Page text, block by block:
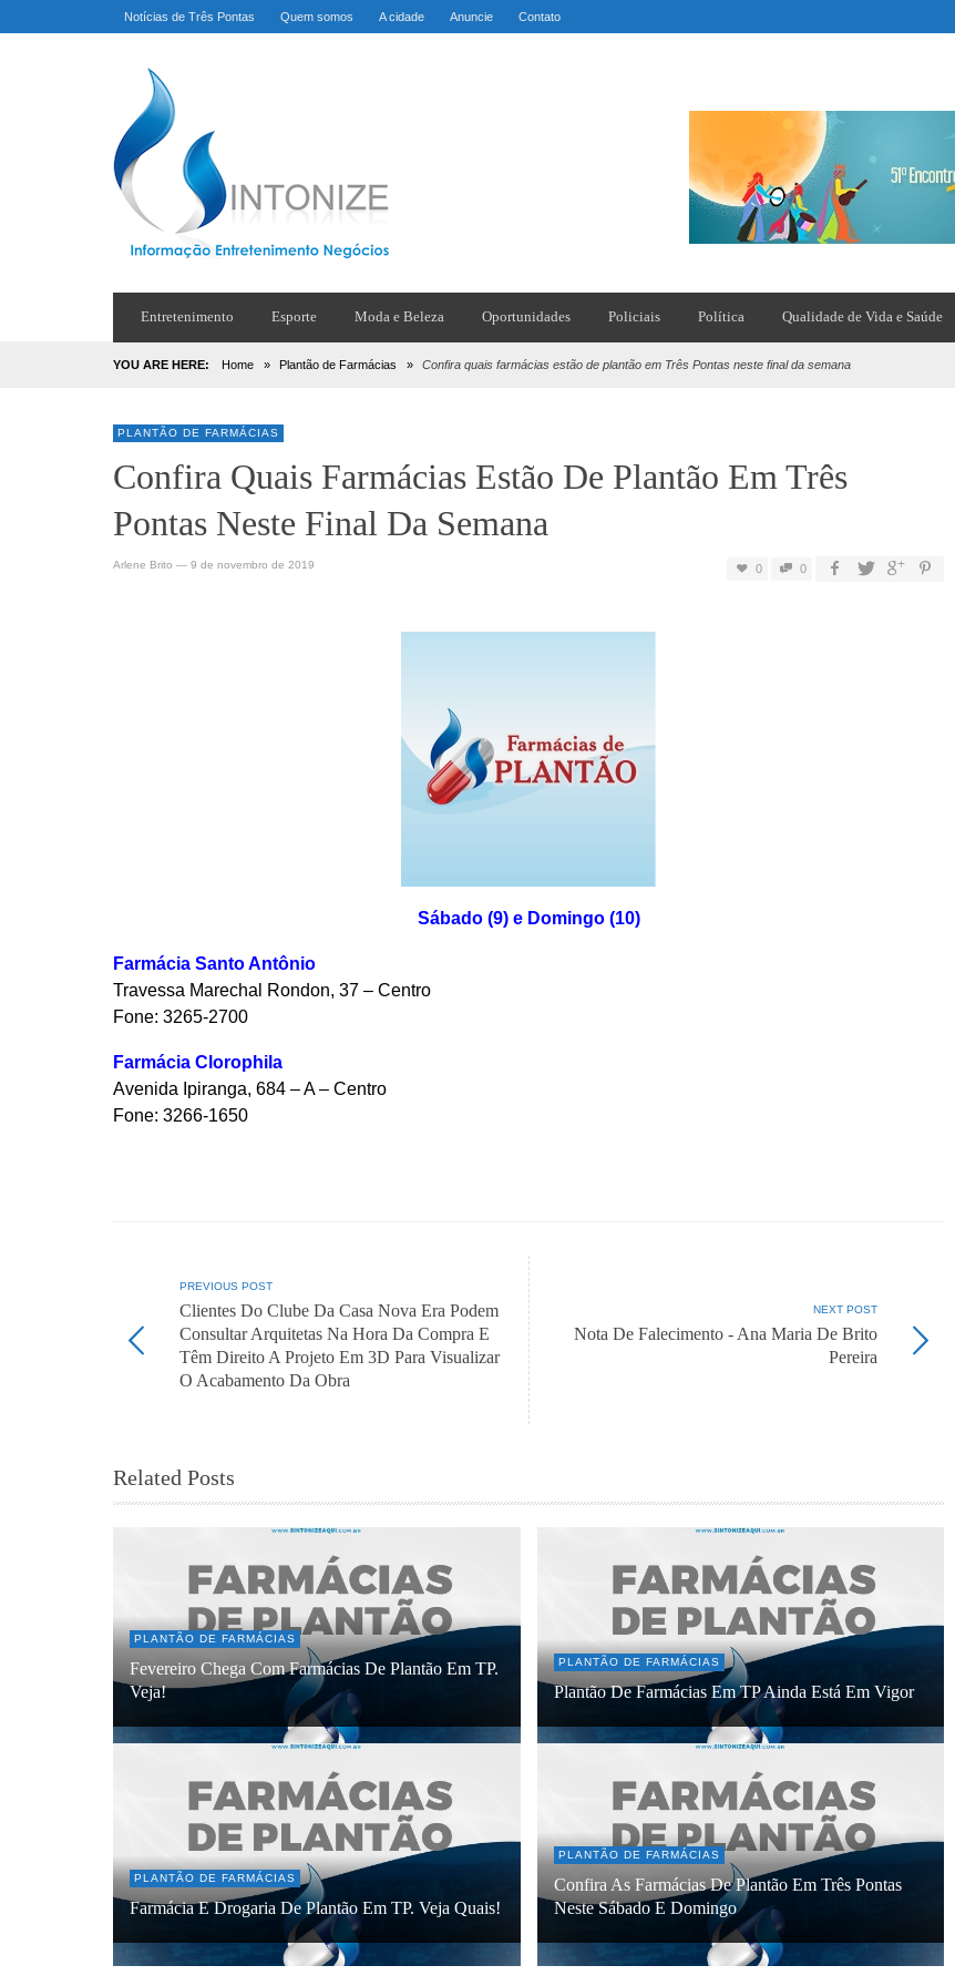
Notícias de Três Pontas Quem somos A cidade Anuncie Contato
Entretenimento Esporte Moda e Beleza Oportunidades Policiais Política Qualidade de Vida e Saúde
YOU ARE HERE: Home » Plantão de Farmácias » Confira quais farmácias estão de plantão em Três Pontas neste final da semana
PLANTÃO DE FARMÁCIAS
Confira Quais Farmácias Estão De Plantão Em Três
Pontas Neste Final Da Semana
Arlene Brito — 9 de novembro de 2019 0 0
Sábado (9) e Domingo (10)
Farmácia Santo Antônio
Travessa Marechal Rondon, 37 – Centro
Fone: 3265-2700
Farmácia Clorophila
Avenida Ipiranga, 684 – A – Centro
Fone: 3266-1650
PREVIOUS POST
Clientes Do Clube Da Casa Nova Era Podem
Consultar Arquitetas Na Hora Da Compra E
Têm Direito A Projeto Em 3D Para Visualizar
O Acabamento Da Obra
NEXT POST
Nota De Falecimento - Ana Maria De Brito
Pereira
Related Posts
PLANTÃO DE FARMÁCIAS
Fevereiro Chega Com Farmácias De Plantão Em TP.
Veja!
PLANTÃO DE FARMÁCIAS
Plantão De Farmácias Em TP Ainda Está Em Vigor
PLANTÃO DE FARMÁCIAS
Farmácia E Drogaria De Plantão Em TP. Veja Quais!
PLANTÃO DE FARMÁCIAS
Confira As Farmácias De Plantão Em Três Pontas
Neste Sábado E Domingo